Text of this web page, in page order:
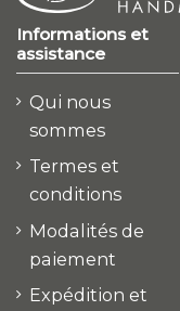
Informations et
assistance
Qui nous
sommes
Termes et
conditions
Modalités de
paiement
Expédition et